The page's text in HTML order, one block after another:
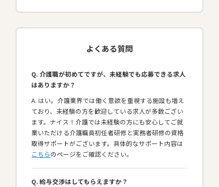
よくある質問
Q. 介護職が初めてですが、未経験でも応募できる求人
はありますか？
A. はい。介護業界では働く意欲を重視する施設も増え
ており、未経験の方を歓迎している求人が多数ござい
ます。ナイス！介護では未経験の方にも安心してご就
業いただける介護職員初任者研修と実務者研修の資格
取得サポートがございます。具体的なサポート内容は
こちらのページをご確認ください。
Q. 給与交渉はしてもらえますか？